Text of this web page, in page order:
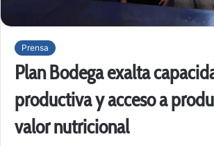
Prensa
Plan Bodega exalta
productiva y acceso a
valor nutricional